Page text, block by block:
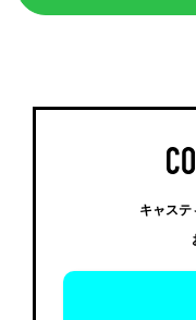
キャステ